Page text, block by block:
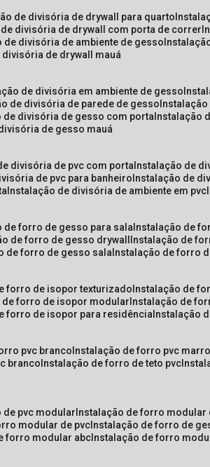
de divisória de drywall para quarto
de divisória de drywall com porta de correr
de divisória de ambiente de gesso
divisória de drywall mauá
de divisória em ambiente de gesso
de divisória de parede de gesso
de divisória de gesso com porta instalação
de gesso mauá
divisória de pvc com porta instalação de
de pvc para banheiro instalação de
instalação de divisória de ambiente em pvc
de forro de gesso para sala instalação de
de forro de gesso drywall instalação de
de forro de gesso sala instalação de forro
forro de isopor texturizado instalação de
de forro de isopor modular instalação de
forro de isopor para residência instalação
pvc branco instalação de forro pvc
branco instalação de forro de teto pvc
de pvc modular instalação de forro modular
modular de pvc instalação de forro de
forro modular abc instalação de forro